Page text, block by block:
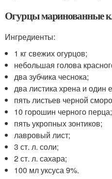
Огурцы маринованные
Ингредиенты:
1 кг свежих огурцов;
небольшая голова
два зубчика чеснока;
два листика хрена и один
пять листьев черной
10 горошин черного перца;
пять укропных зонтиков;
лавровый лист;
3 ст. л. соли;
2 ст. л. сахара;
100 мл уксуса 9%.